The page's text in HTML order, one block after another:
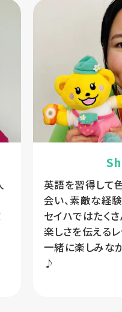
英語を習得して
会い、素敵な経験
セイハではたく
楽しさを伝えるレ
一緒に楽しみな
♪